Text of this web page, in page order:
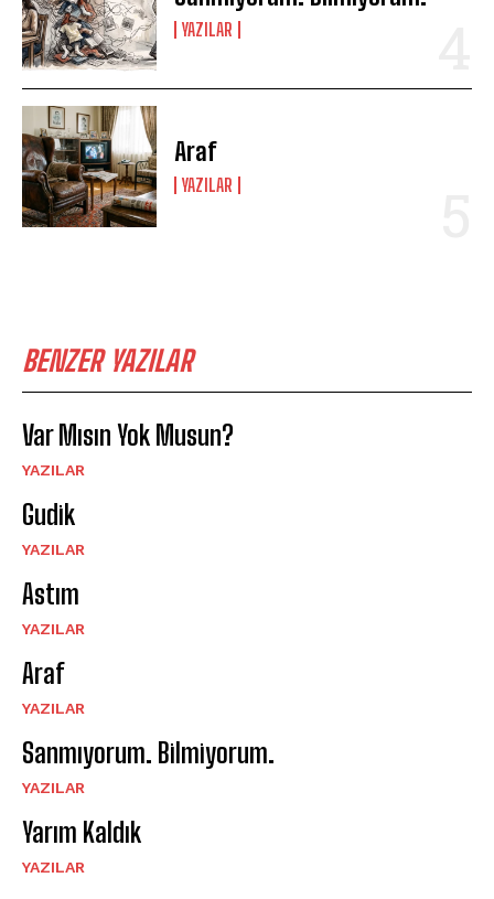
YAZILAR
Araf
YAZILAR
BENZER YAZILAR
Var Mısın Yok Musun?
YAZILAR
Gudik
YAZILAR
Astım
YAZILAR
Araf
YAZILAR
Sanmıyorum. Bilmiyorum.
YAZILAR
Yarım Kaldık
YAZILAR